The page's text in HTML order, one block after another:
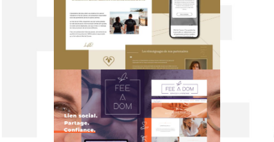
MIEL DE CANNES
FEE A DOM